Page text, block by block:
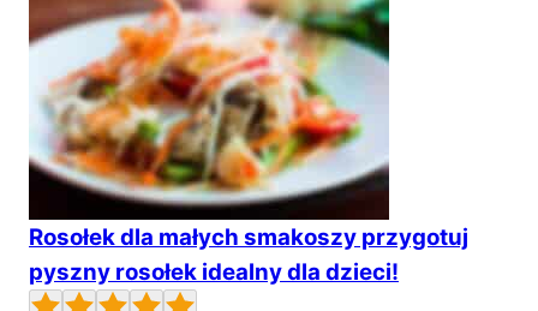
Rosołek dla małych smakoszy przygotuj
pyszny rosołek idealny dla dzieci!